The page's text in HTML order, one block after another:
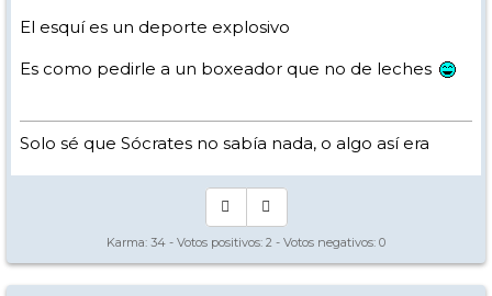
El esquí es un deporte explosivo
Es como pedirle a un boxeador que no de leches
Solo sé que Sócrates no sabía nada, o algo así era
Karma: 34 - Votos positivos: 2 - Votos negativos: 0